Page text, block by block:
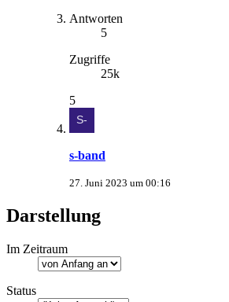
Antworten
5
Zugriffe
25k
5
s-band
27. Juni 2023 um 00:16
Darstellung
Im Zeitraum
Status